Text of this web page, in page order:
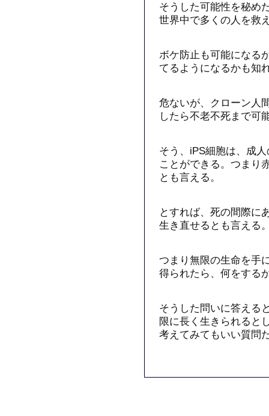
そうした可能性を秘め
世界中で多くの人を救
ボケ防止も可能になる
てるようになるかも知
危ないが、クローン人
したら不老不死まで可
そう、iPS細胞は、成
ことができる。つまり
とも言える。
とすれば、死の間際に
生き直せるとも言える
つまり無限の生命を手
得られたら、何をする
そうした問いに答える
限に長く生きられると
考えてみてもいい質問